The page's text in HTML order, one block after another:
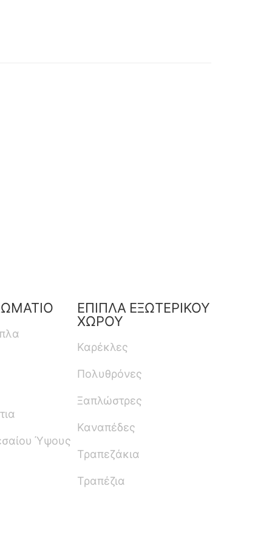
Ύψους
ΕΠΙΠΛΑ ΕΞΩΤΕΡΙΚΟΥ
ΧΩΡΟΥ
Καρέκλες
Πολυθρόνες
Ξαπλώστρες
Καναπέδες
Τραπεζάκια
Τραπέζια